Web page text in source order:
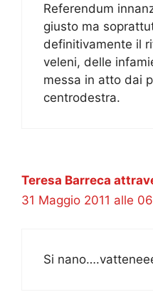
Referendum
giusto ma
definitivamente il
veleni, delle
messa in atto dai
centrodestra.
Teresa Barreca
31 Maggio 2011 alle
Si